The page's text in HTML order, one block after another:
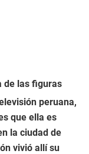
de las figuras
peruana,
que ella es
la ciudad de
vivió allí su